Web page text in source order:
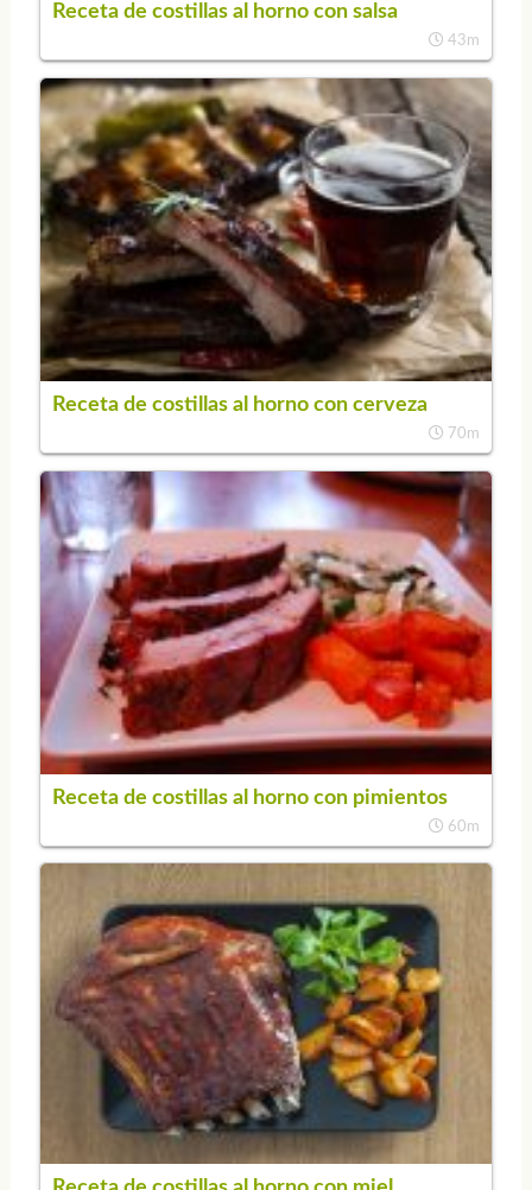
Receta de costillas al horno con salsa
43m
Receta de costillas al horno con cerveza
70m
Receta de costillas al horno con pimientos
60m